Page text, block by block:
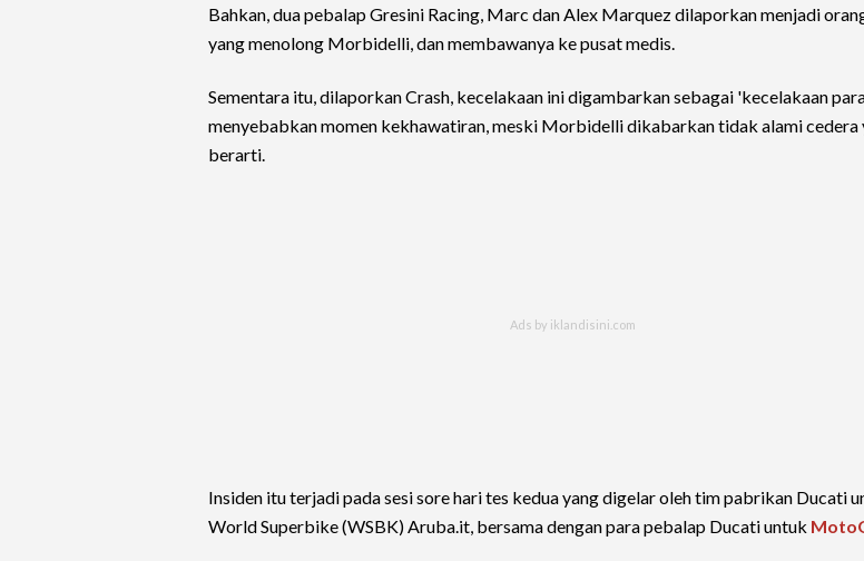
Bahkan, dua pebalap Gresini Racing, Marc dan Alex Marquez dilaporkan menjadi
yang menolong Morbidelli, dan membawanya ke pusat medis.
Sementara itu, dilaporkan Crash, kecelakaan ini digambarkan sebagai 'kecelakaan
menyebabkan momen kekhawatiran, meski Morbidelli dikabarkan tidak alami cedera
berarti.
Insiden itu terjadi pada sesi sore hari tes kedua yang digelar oleh tim pabrikan Ducati
World Superbike (WSBK) Aruba.it, bersama dengan para pebalap Ducati untuk